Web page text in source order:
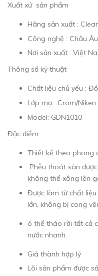
Xuất xứ sản phẩm
Hãng sản xuất :
Công nghệ : Châu Âu
Nơi sản xuất : Việt
Thông số kỹ thuật
Chất liệu chủ yếu :
Lớp mạ : Crom/Niken
Model: GDN1010
Đặc điểm
Thiết kế theo phong
Phễu thoát sàn
không thể xông lên
Được làm từ chất
lớn, không bị cong
ó thể tháo rời tất cả
nước nhanh.
Giá thành hợp lý
Lõi sản phẩm được